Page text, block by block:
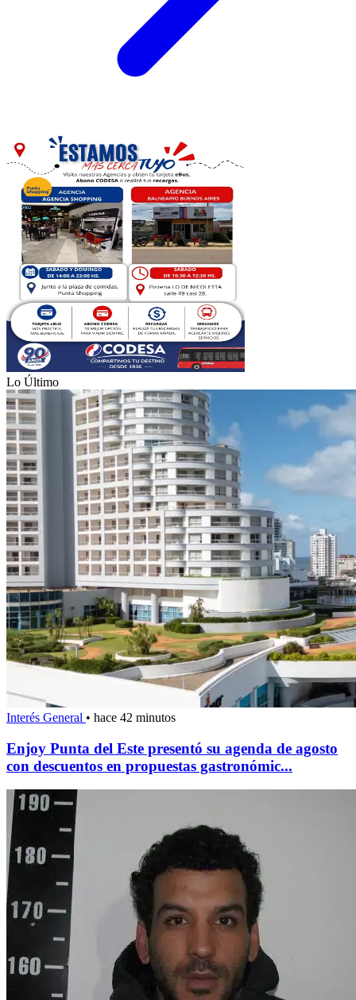
Lo Último
Interés General • hace 42 minutos
Enjoy Punta del Este presentó su agenda de agosto
con descuentos en propuestas gastronómic...